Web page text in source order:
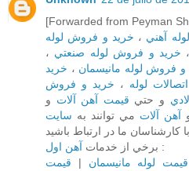
[Forwarded from Peyman
آهني ، خريد و فروش لوله
، خريد و فروش لوله صنعتي ،
و فروش لوله مانيسمان ، خريد
لوله ، خريد و فروش
و حتي قيمت آهن آلات و
آهن آلات مي توانند به سايت
برخي از خدمات :
قيمت لوله مانيسمان | قيمت